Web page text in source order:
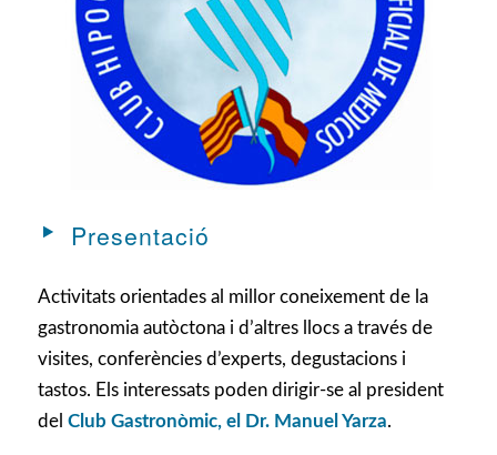
Presentació
Activitats orientades al millor coneixement de la
gastronomia autòctona i d’altres llocs a través de
visites, conferències d’experts, degustacions i
tastos. Els interessats poden dirigir-se al president
del Club Gastronòmic, el Dr. Manuel Yarza.